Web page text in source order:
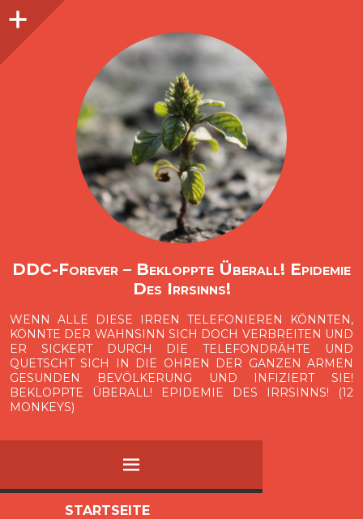
O
p
e
n
i
d
e
b
a
DDC-Forever – Bekloppte Überall! Epidemie
Des Irrsinns!
WENN ALLE DIESE IRREN TELEFONIEREN KÖNNTEN,
KÖNNTE DER WAHNSINN SICH DOCH VERBREITEN UND
ER SICKERT DURCH DIE TELEFONDRÄHTE UND
QUETSCHT SICH IN DIE OHREN DER GANZEN ARMEN
GESUNDEN BEVÖLKERUNG UND INFIZIERT SIE!
BEKLOPPTE ÜBERALL! EPIDEMIE DES IRRSINNS! (12
MONKEYS)
MENÜ
STARTSEITE
Seitenleiste